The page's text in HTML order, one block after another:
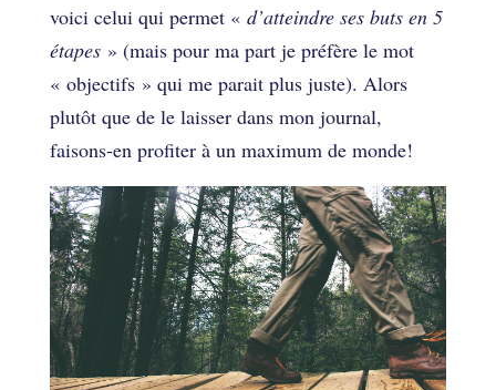
voici celui qui permet « d’atteindre ses buts en 5
étapes» (mais pour ma part je préfère le mot
« objectifs » qui me parait plus juste). Alors
plutôt que de le laisser dans mon journal,
faisons-en profiter à un maximum de monde!